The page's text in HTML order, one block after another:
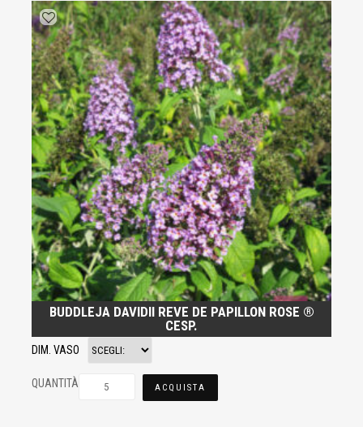
BUDDLEJA DAVIDII REVE DE PAPILLON ROSE ®
CESP.
DIM. VASO
QUANTITÀ ACQUISTA